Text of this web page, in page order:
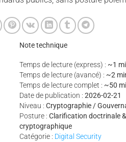
Note technique
Temps de lecture (express) : ~1
Temps de lecture (avancé) : ~2
Temps de lecture complet : ~50
Date de publication : 2026-02-21
Niveau : Cryptographie /
Posture : Clarification doctrinale
cryptographique
Catégorie : Digital Security